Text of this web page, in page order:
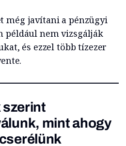
még javítani a pénzügyi
például nem vizsgálják
és ezzel több tízezer
mint ahogy